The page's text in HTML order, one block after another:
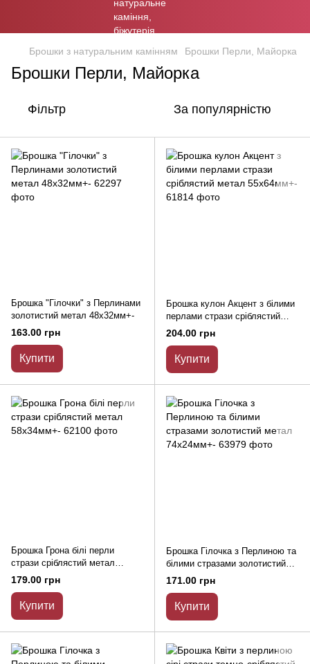
Брошки з натуральним камінням Брошки Перли, Майорка
Брошки Перли, Майорка
Фільтр За популярністю
Брошка "Гілочки" з Перлинами
золотистий метал 48х32мм+-
163.00 грн
Купити
Брошка кулон Акцент з білими
перлами стрази сріблястий
метал 55х64мм+-
204.00 грн
Купити
Брошка Грона білі перли
стрази сріблястий метал
58х34мм+-
179.00 грн
Купити
Брошка Гілочка з Перлиною та
білими стразами золотистий
метал 74х24мм+-
171.00 грн
Купити